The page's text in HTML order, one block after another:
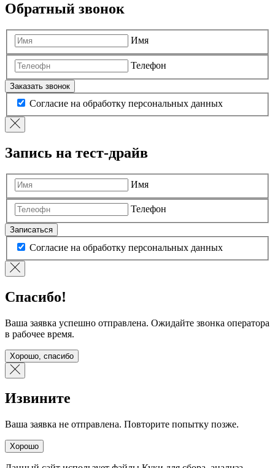
Обратный звонок
Имя
Телефон
Заказать звонок
Согласие на обработку персональных данных
Запись на тест-драйв
Имя
Телефон
Записаться
Согласие на обработку персональных данных
Спасибо!
Ваша заявка успешно отправлена. Ожидайте звонка оператора
в рабочее время.
Хорошо, спасибо
Извините
Ваша заявка не отправлена. Повторите попытку позже.
Хорошо